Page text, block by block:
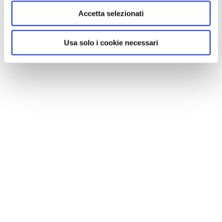
Accetta selezionati
Usa solo i cookie necessari